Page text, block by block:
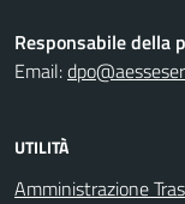
Responsabile della
Email:
UTILITÀ
Amministrazione